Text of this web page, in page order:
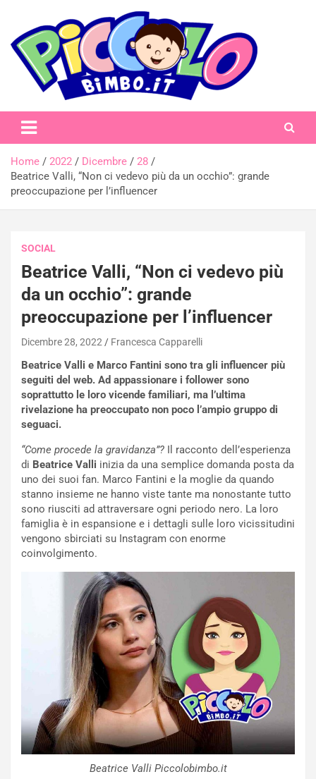
content
piccolobimbo.it
Home 2022 Dicembre
28
Beatrice Valli, “Non ci vedevo più da un occhio”: grande
preoccupazione per l’influencer
SOCIAL
Beatrice Valli, “Non ci vedevo più
da un occhio”: grande
preoccupazione per l’influencer
Dicembre 28, 2022 Francesca Capparelli
Beatrice Valli e Marco Fantini sono tra gli influencer più
seguiti del web. Ad appassionare i follower sono
soprattutto le loro vicende familiari, ma l’ultima
rivelazione ha preoccupato non poco l’ampio gruppo di
seguaci.
“Come procede la gravidanza”? Il racconto dell’esperienza
di Beatrice Valli inizia da una semplice domanda posta da
uno dei suoi fan. Marco Fantini e la moglie da quando
stanno insieme ne hanno viste tante ma nonostante tutto
sono riusciti ad attraversare ogni periodo nero. La loro
famiglia è in espansione e i dettagli sulle loro vicissitudini
vengono sbirciati su Instagram con enorme
coinvolgimento.
Beatrice Valli Piccolobimbo.it